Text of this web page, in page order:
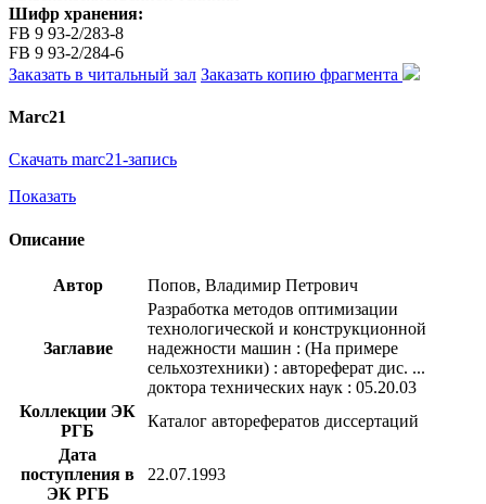
Шифр хранения:
FB 9 93-2/283-8
FB 9 93-2/284-6
Заказать в читальный зал Заказать копию фрагмента
Marc21
Скачать marc21-запись
Показать
Описание
Автор Попов, Владимир Петрович
Заглавие
Разработка методов оптимизации
технологической и конструкционной
надежности машин : (На примере
сельхозтехники) : автореферат дис. ...
доктора технических наук : 05.20.03
Коллекции ЭК
РГБ
Каталог авторефератов диссертаций
Дата
поступления в
ЭК РГБ
22.07.1993